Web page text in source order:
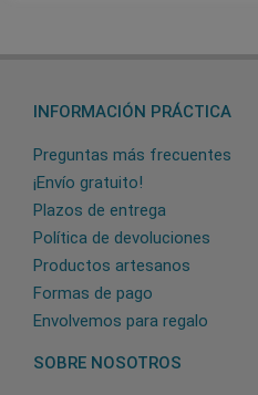
INFORMACIÓN PRÁCTICA
Preguntas más frecuentes
¡Envío gratuito!
Plazos de entrega
Política de devoluciones
Productos artesanos
Formas de pago
Envolvemos para regalo
SOBRE NOSOTROS